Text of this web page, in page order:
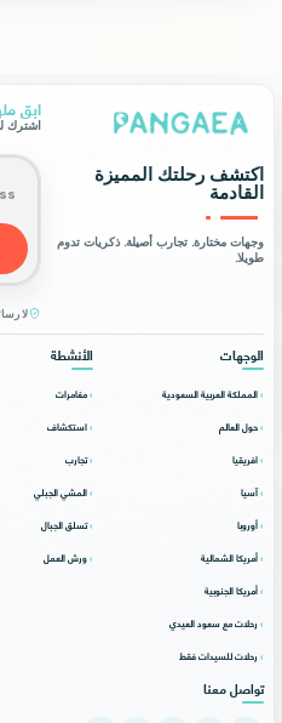
اكتشف رحلتك المميزة
القادمة
وجهات مختارة. تجارب أصيلة. ذكريات تدوم
طويلا.
ابق
اشترك
لا
الوجهات
المملكة العربية السعودية
حول العالم
افريقيا
آسيا
أوروبا
أمريكا الشمالية
أمريكا الجنوبية
رحلات مع سعود العيدي
رحلات للسيدات فقط
الأنشطة
مغامرات
استكشاف
تجارب
المشي الجبلي
تسلق الجبال
ورش العمل
تواصل معنا